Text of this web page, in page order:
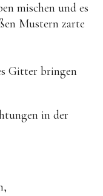
mischen und es
Mustern zarte
Gitter bringen
in der